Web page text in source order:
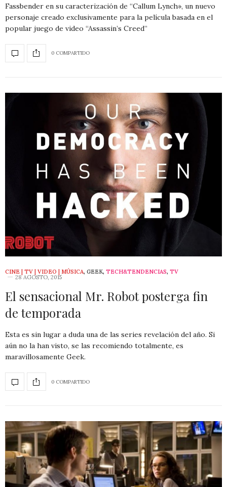
Fassbender en su caracterización de “Callum Lynch», un nuevo
personaje creado exclusivamente para la película basada en el
popular juego de video “Assassin’s Creed”
0 COMPARTIDO
CINE | TV | VIDEO | MÚSICA, GEEK, TECH&TENDENCIAS, TV
28 AGOSTO, 2015
El sensacional Mr. Robot posterga fin
de temporada
Esta es sin lugar a duda una de las series revelación del año. Si
aún no la han visto, se las recomiendo totalmente, es
maravillosamente Geek.
0 COMPARTIDO